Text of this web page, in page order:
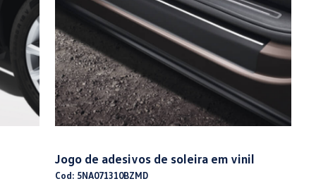
Jogo de adesivos de soleira em vinil
Cod: 5NA071310BZMD